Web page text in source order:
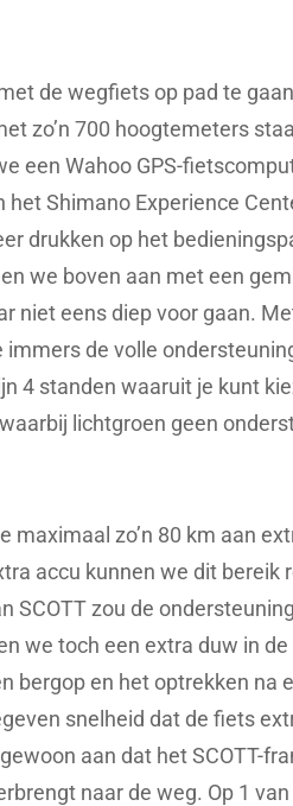
de wegfiets op pad te
zo’n 700 hoogtemeters
een Wahoo GPS-
Shimano Experience
drukken op het
we boven aan met een
niet eens diep voor gaan.
de volle
4 standen waaruit je kunt
lichtgroen geen
maximaal zo’n 80 km aan
accu kunnen we dit bereik
SCOTT zou de
we toch een extra duw in
bergop en het optrekken na
snelheid dat de fiets
aan dat het SCOTT-
naar de weg. Op 1